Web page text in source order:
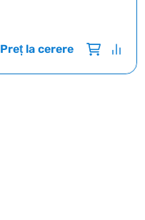
Preț la cerere